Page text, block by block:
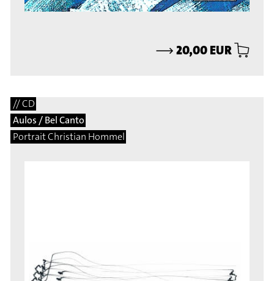
⟶20,00 EUR
// CD
Aulos / Bel Canto
Portrait Christian Hommel